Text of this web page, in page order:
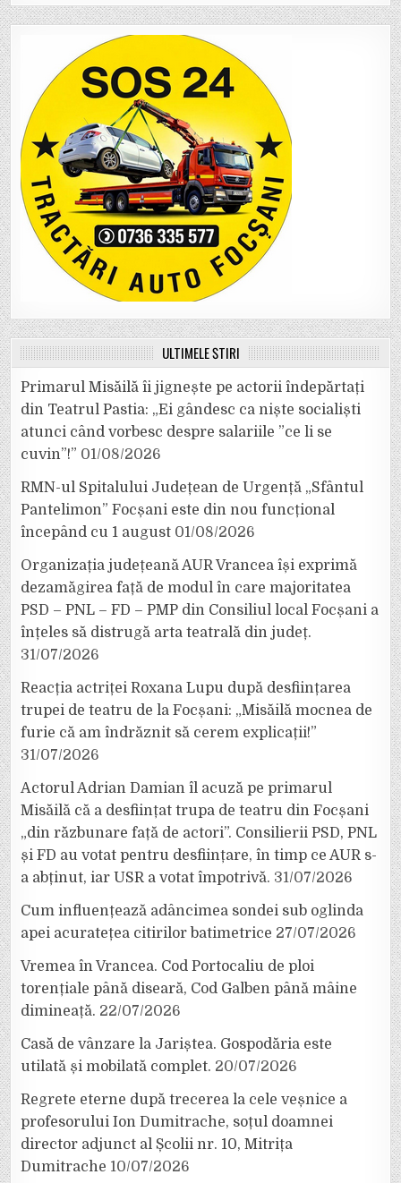
ULTIMELE ȘTIRI
Primarul Misăilă îi jignește pe actorii îndepărtați
din Teatrul Pastia: „Ei gândesc ca niște socialiști
atunci când vorbesc despre salariile ”ce li se
cuvin”!” 01/08/2026
RMN-ul Spitalului Județean de Urgență „Sfântul
Pantelimon” Focșani este din nou funcțional
începând cu 1 august 01/08/2026
Organizația județeană AUR Vrancea își exprimă
dezamăgirea față de modul în care majoritatea
PSD – PNL – FD – PMP din Consiliul local Focșani a
înțeles să distrugă arta teatrală din județ.
31/07/2026
Reacția actriței Roxana Lupu după desființarea
trupei de teatru de la Focșani: „Misăilă mocnea de
furie că am îndrăznit să cerem explicații!”
31/07/2026
Actorul Adrian Damian îl acuză pe primarul
Misăilă că a desființat trupa de teatru din Focșani
„din răzbunare față de actori”. Consilierii PSD, PNL
și FD au votat pentru desființare, în timp ce AUR s-
a abținut, iar USR a votat împotrivă. 31/07/2026
Cum influențează adâncimea sondei sub oglinda
apei acuratețea citirilor batimetrice 27/07/2026
Vremea în Vrancea. Cod Portocaliu de ploi
torențiale până diseară, Cod Galben până mâine
dimineață. 22/07/2026
Casă de vânzare la Jariștea. Gospodăria este
utilată și mobilată complet. 20/07/2026
Regrete eterne după trecerea la cele veșnice a
profesorului Ion Dumitrache, soțul doamnei
director adjunct al Școlii nr. 10, Mitrița
Dumitrache 10/07/2026